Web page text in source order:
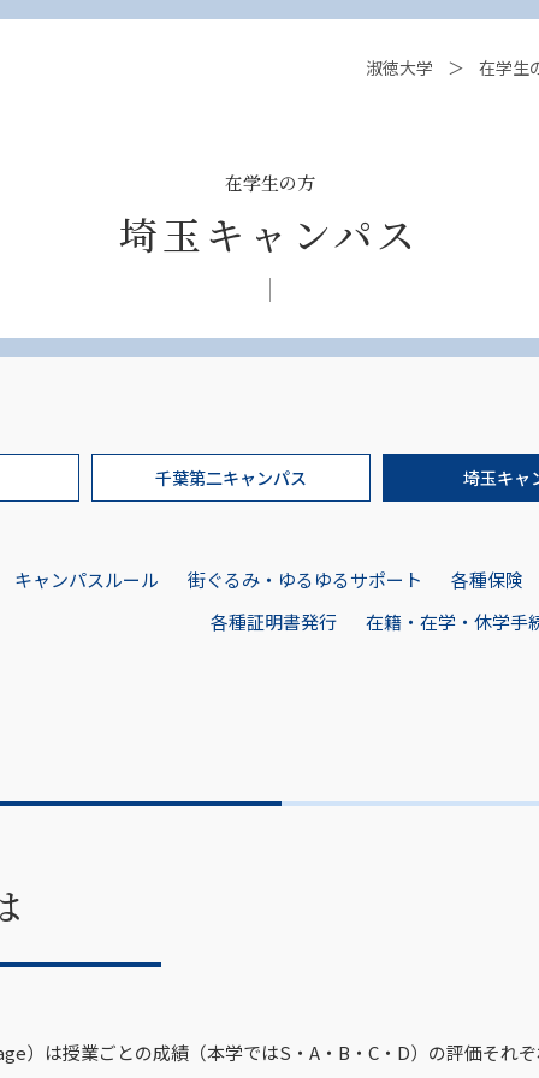
淑徳大学 在学生
在学生の方
埼玉キャンパス
千葉第二キャンパス 埼玉キャ
キャンパスルール 街ぐるみ・ゆるゆるサポート
各種保険
各種証明書発行
在籍・在学・休学手
）は授業ごとの成績（本学ではS・A・B・C・D）の評価それ